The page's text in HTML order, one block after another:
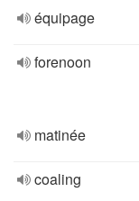
équipage
forenoon
matinée
coaling